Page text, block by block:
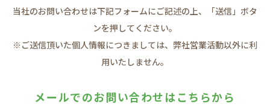
当社のお問い合わせは下記フォームにご記述の上、「送信」ボタ
ンを押してください。
※ご送信頂いた個人情報につきましては、弊社営業活動以外に利
用いたしません。
メールでのお問い合わせはこちらから